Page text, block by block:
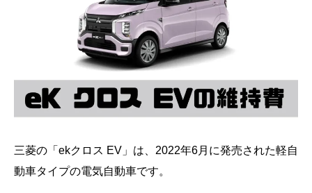
三菱の「ekクロス EV」は、2022年6月に発売された軽自
動車タイプの電気自動車です。